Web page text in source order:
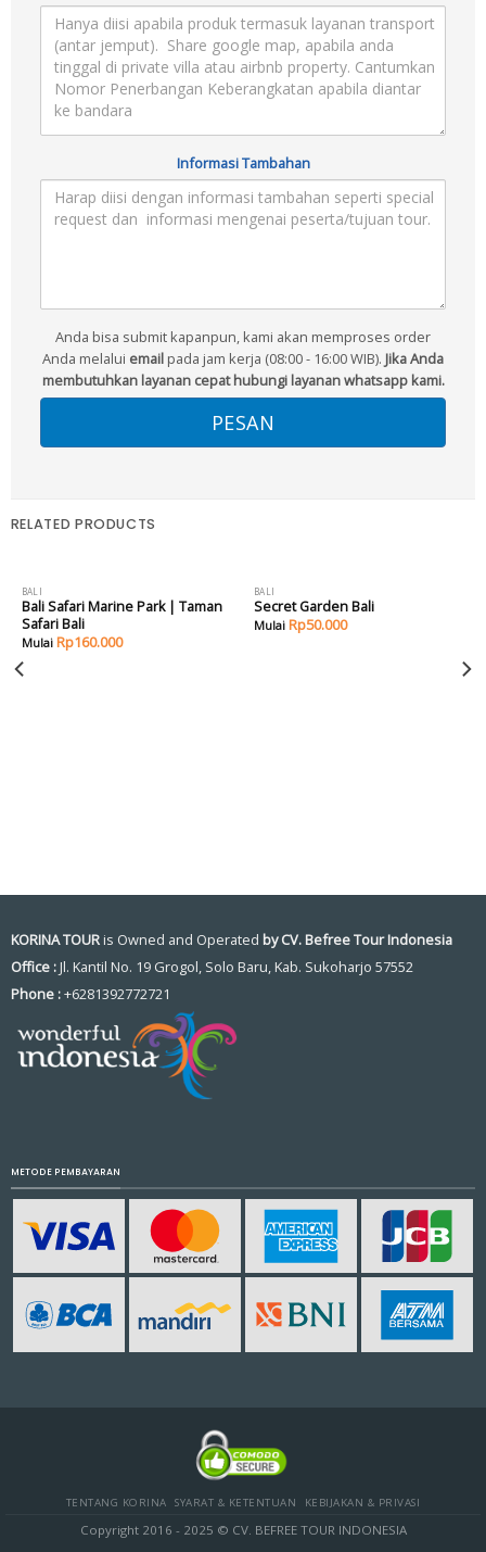
Informasi Tambahan
Anda bisa submit kapanpun, kami akan memproses order
Anda melalui email pada jam kerja (08:00 - 16:00 WIB). Jika Anda
membutuhkan layanan cepat hubungi layanan whatsapp kami.
RELATED PRODUCTS
BALI
Bali Safari Marine Park | Taman
Safari Bali
Rp160.000
BALI
Secret Garden Bali
Rp50.000
KORINA TOURis Owned and Operated by CV. Befree Tour Indonesia
Office :Jl. Kantil No. 19 Grogol, Solo Baru, Kab. Sukoharjo 57552
Phone :+6281392772721
METODE PEMBAYARAN
TENTANG KORINA SYARAT & KETENTUAN KEBIJAKAN & PRIVASI
Copyright 2016 - 2025 © CV. BEFREE TOUR INDONESIA